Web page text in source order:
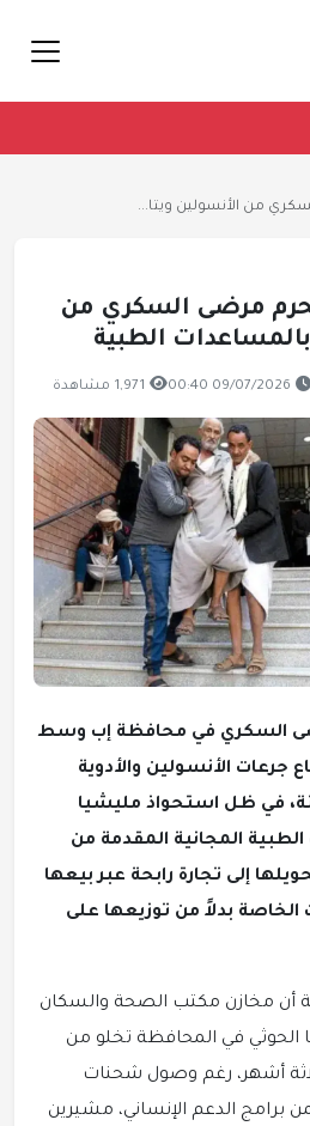
من الأنسولين ويتا...
مرضى السكري من
بالمساعدات الطبية
09/07/2026 00:40 1,971 مشاهدة
السكري في محافظة إب وسط
جرعات الأنسولين والأدوية
في ظل استحواذ مليشيا
المجانية المقدمة من
إلى تجارة رابحة عبر بيعها
الخاصة بدلاً من توزيعها على
أن مخازن مكتب الصحة والسكان
في المحافظة تخلو من
أشهر، رغم وصول شحنات
الدعم الإنساني، مشيرين